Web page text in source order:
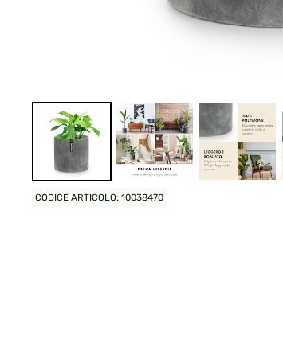
CODICE ARTICOLO: 10038470